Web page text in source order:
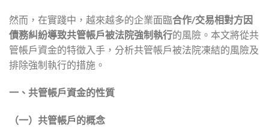
然而，在實踐中，越來越多的企業面臨合作/交易相對方因
債務糾紛導致共管帳戶被法院強制執行的風險。本文將從共
管帳戶資金的特徵入手，分析共管帳戶被法院凍結的風險及
排除強制執行的措施。
一、共管帳戶資金的性質
（一）共管帳戶的概念